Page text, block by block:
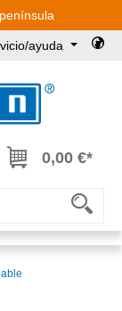
ayuda
en tu lista de
0,00 €*